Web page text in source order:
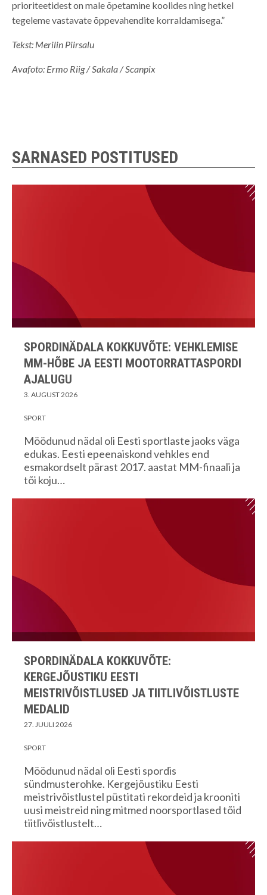
prioriteetidest on male õpetamine koolides ning hetkel
tegeleme vastavate õppevahendite korraldamisega.”
Tekst: Merilin Piirsalu
Avafoto: Ermo Riig / Sakala / Scanpix
SARNASED POSTITUSED
SPORDINÄDALA KOKKUVÕTE: VEHKLEMISE
MM-HÕBE JA EESTI MOOTORRATTASPORDI
AJALUGU
3. AUGUST 2026
SPORT
Möödunud nädal oli Eesti sportlaste jaoks väga
edukas. Eesti epeenaiskond vehkles end
esmakordselt pärast 2017. aastat MM-finaali ja
tõi koju…
SPORDINÄDALA KOKKUVÕTE:
KERGEJÕUSTIKU EESTI
MEISTRIVÕISTLUSED JA TIITLIVÕISTLUSTE
MEDALID
27. JUULI 2026
SPORT
Möödunud nädal oli Eesti spordis
sündmusterohke. Kergejõustiku Eesti
meistrivõistlustel püstitati rekordeid ja krooniti
uusi meistreid ning mitmed noorsportlased tõid
tiitlivõistlustelt…